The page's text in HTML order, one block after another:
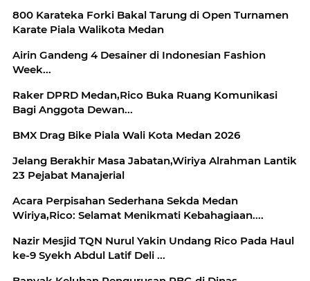
800 Karateka Forki Bakal Tarung di Open Turnamen
Karate Piala Walikota Medan
Airin Gandeng 4 Desainer di Indonesian Fashion
Week...
Raker DPRD Medan,Rico Buka Ruang Komunikasi
Bagi Anggota Dewan...
BMX Drag Bike Piala Wali Kota Medan 2026
Jelang Berakhir Masa Jabatan,Wiriya Alrahman Lantik
23 Pejabat Manajerial
Acara Perpisahan Sederhana Sekda Medan
Wiriya,Rico: Selamat Menikmati Kebahagiaan....
Nazir Mesjid TQN Nurul Yakin Undang Rico Pada Haul
ke-9 Syekh Abdul Latif Deli ...